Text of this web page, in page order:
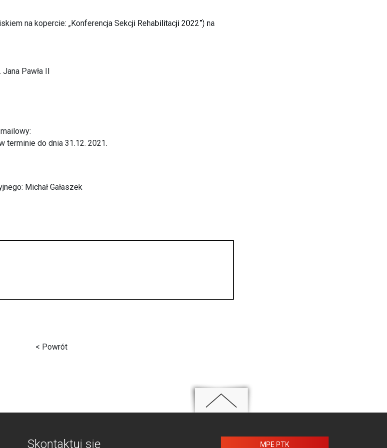
na kopercie: „Konferencja Sekcji Rehabilitacji 2022”) na
Pawła II
terminie do dnia 31.12. 2021.
Michał Gałaszek
< Powrót
Skontaktuj się MPE PTK